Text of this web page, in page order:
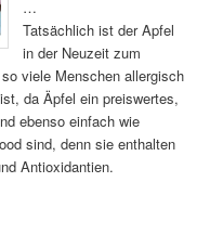
…
Tatsächlich ist der Apfel
in der Neuzeit zum
viele Menschen allergisch
da Äpfel ein preiswertes,
ebenso einfach wie
sind, denn sie enthalten
Antioxidantien.